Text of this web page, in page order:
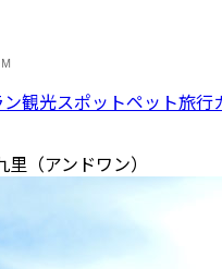
観光スポットペット旅行
里（アンドワン）